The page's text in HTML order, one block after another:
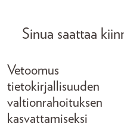
Sinua saattaa
Vetoomus
tietokirjallisuuden
valtionrahoituksen
kasvattamiseksi